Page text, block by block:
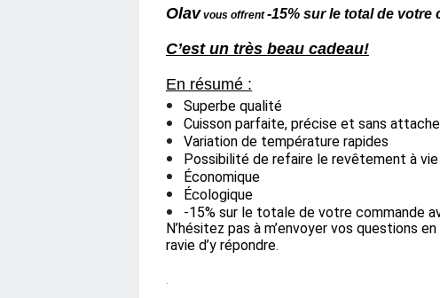
Olav vous offrent-15% sur le total de votre
C’est un très beau cadeau!
En résumé :
Superbe qualité
Cuisson parfaite, précise et sans
Variation de température rapides
Possibilité de refaire le revêtement à vie
Économique
Écologique
-15% sur le totale de votre commande
N’hésitez pas à m’envoyer vos questions
ravie d’y répondre.
.